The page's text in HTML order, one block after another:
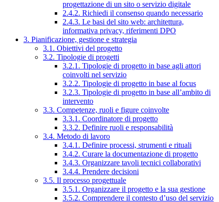
progettazione di un sito o servizio digitale
2.4.2. Richiedi il consenso quando necessario
2.4.3. Le basi del sito web: architettura,
informativa privacy, riferimenti DPO
3. Pianificazione, gestione e strategia
3.1. Obiettivi del progetto
3.2. Tipologie di progetti
3.2.1. Tipologie di progetto in base agli attori
coinvolti nel servizio
3.2.2. Tipologie di progetto in base al focus
3.2.3. Tipologie di progetto in base all’ambito di
intervento
3.3. Competenze, ruoli e figure coinvolte
3.3.1. Coordinatore di progetto
3.3.2. Definire ruoli e responsabilità
3.4. Metodo di lavoro
3.4.1. Definire processi, strumenti e rituali
3.4.2. Curare la documentazione di progetto
3.4.3. Organizzare tavoli tecnici collaborativi
3.4.4. Prendere decisioni
3.5. Il processo progettuale
3.5.1. Organizzare il progetto e la sua gestione
3.5.2. Comprendere il contesto d’uso del servizio